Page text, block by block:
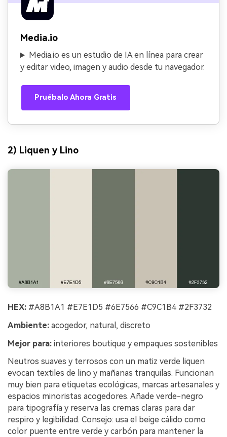
Media.io
Media.io es un estudio de IA en línea para crear
y editar video, imagen y audio desde tu navegador.
Pruébalo Ahora Gratis
2) Liquen y Lino
HEX: #A8B1A1 #E7E1D5 #6E7566 #C9C1B4 #2F3732
Ambiente: acogedor, natural, discreto
Mejor para: interiores boutique y empaques sostenibles
Neutros suaves y terrosos con un matiz verde liquen
evocan textiles de lino y mañanas tranquilas. Funcionan
muy bien para etiquetas ecológicas, marcas artesanales y
espacios minoristas acogedores. Añade verde-negro
para tipografía y reserva las cremas claras para dar
respiro y legibilidad. Consejo: usa el beige cálido como
color puente entre verde y carbón para mantener la